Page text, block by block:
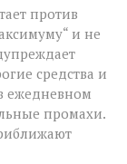
ухаживаете,
ускоряете
против
и не
средства и
ежедневном
промахи.